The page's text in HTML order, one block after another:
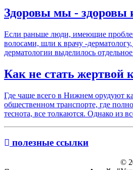
Здоровы мы - здоровы
Если раньше люди, имеющие
волосами, шли к врачу -
дерматологии выделилось
Как не стать жертвой
Где чаще всего в Нижнем орудуют
общественном транспорте, где
теснота, все толкаются. Однако из
полезные ссылки
©